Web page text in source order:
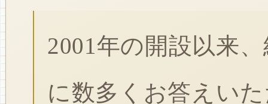
2001年の開設以来
に数多くお答えい